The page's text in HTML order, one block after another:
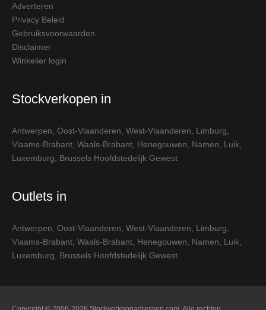
Adverteren
Privacy Beleid
Gebruiksvoorwaarden
Disclaimer
Winkelier login
Stockverkopen in
Antwerpen Oost-Vlaanderen West-Vlaanderen Limburg
Vlaams-Brabant Waals-Brabant Henegouwen Namen Luik
Luxemburg
Brussels Hoofdstedelijk Gewest
Outlets in
Antwerpen Oost-Vlaanderen West-Vlaanderen Limburg
Vlaams-Brabant Waals-Brabant Henegouwen Namen Luik
Luxemburg
Brussels Hoofdstedelijk Gewest